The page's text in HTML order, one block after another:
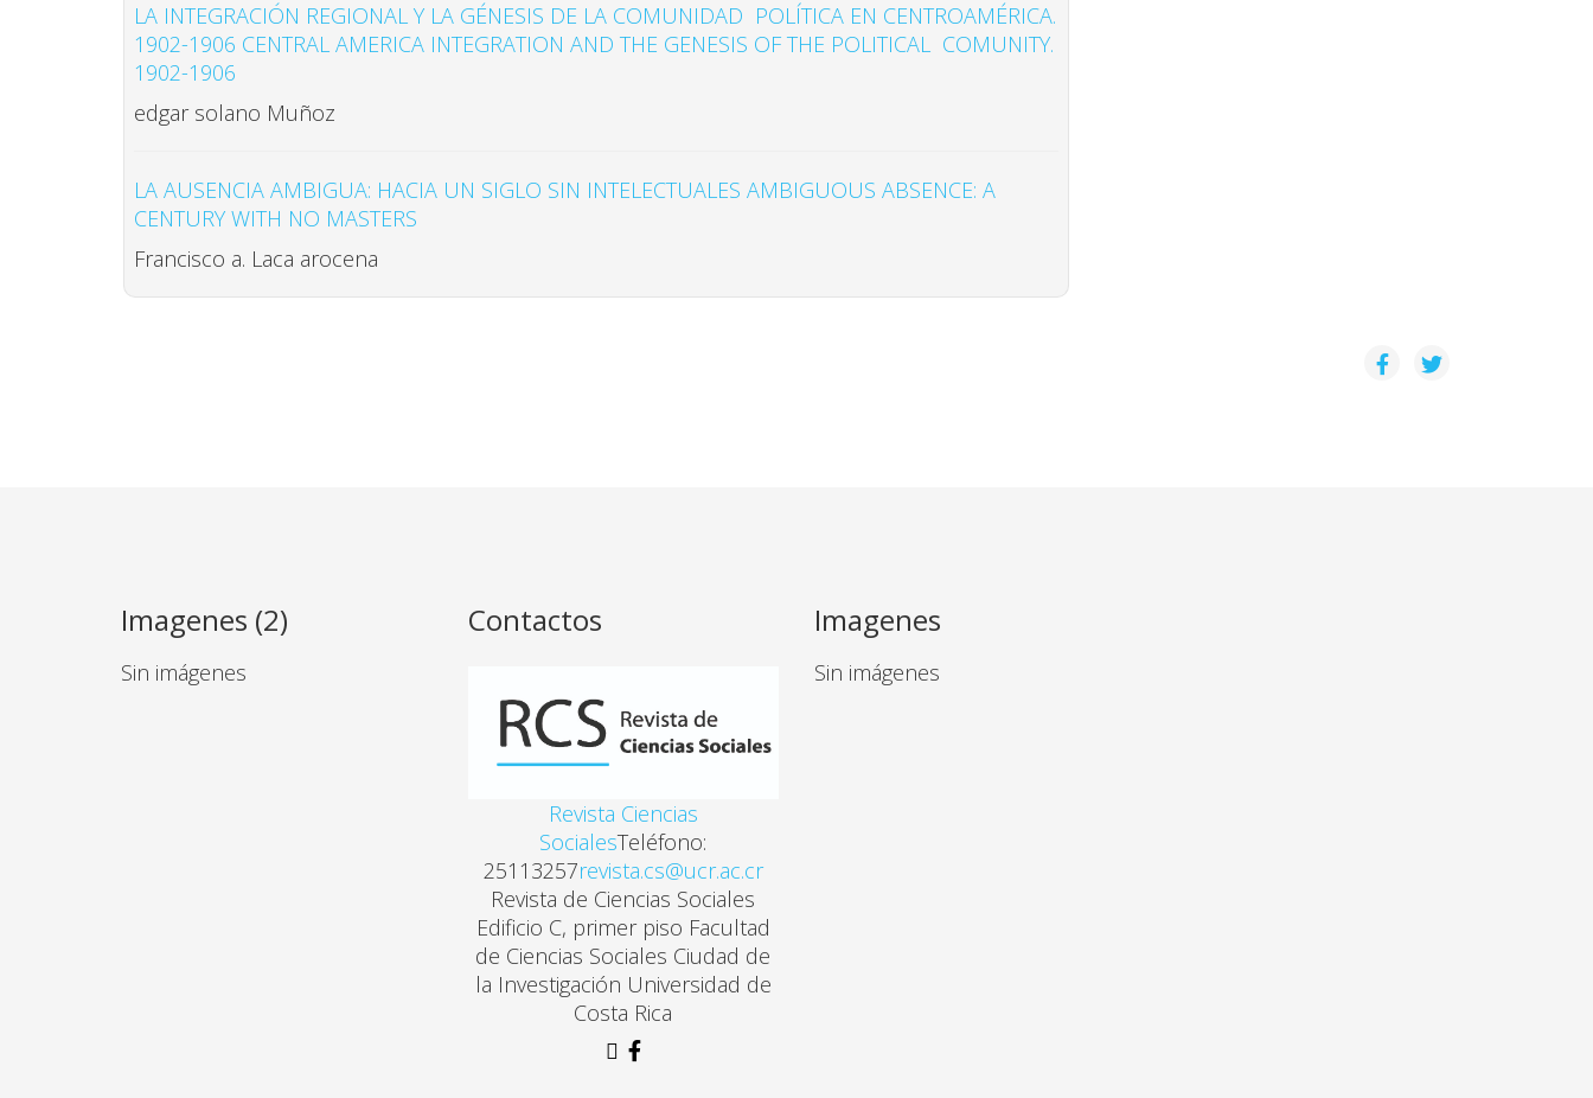
LA INTEGRACIÓN REGIONAL Y LA GÉNESIS DE LA COMUNIDAD POLÍTICA EN CENTROAMÉRICA.
1902-1906 CENTRAL AMERICA INTEGRATION AND THE GENESIS OF THE POLITICAL COMUNITY.
1902-1906
edgar solano Muñoz
LA AUSENCIA AMBIGUA: HACIA UN SIGLO SIN INTELECTUALES AMBIGUOUS ABSENCE: A
CENTURY WITH NO MASTERS
Francisco a. Laca arocena
Imagenes (2)
Sin imágenes
Contactos
Revista Ciencias
SocialesTeléfono:
25113257revista.cs@ucr.ac.cr
Revista de Ciencias Sociales
Edificio C, primer piso Facultad
de Ciencias Sociales Ciudad de
la Investigación Universidad de
Costa Rica
Imagenes
Sin imágenes